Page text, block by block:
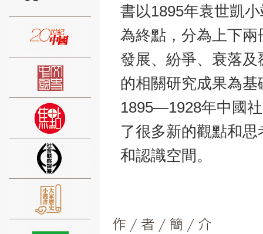
書以1895年袁世凱
為終點，分為上下
發展、紛爭、衰落
的相關研究成果為
1895―1928年中國
了很多新的觀點和
和認識空間。